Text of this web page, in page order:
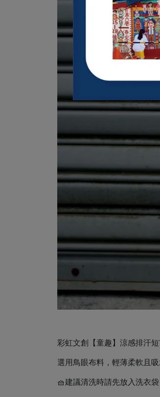
彩虹文創【童趣】涼感排汗
選用鳥眼布料，輕薄柔軟且
🧺建議清洗時請先放入洗衣袋